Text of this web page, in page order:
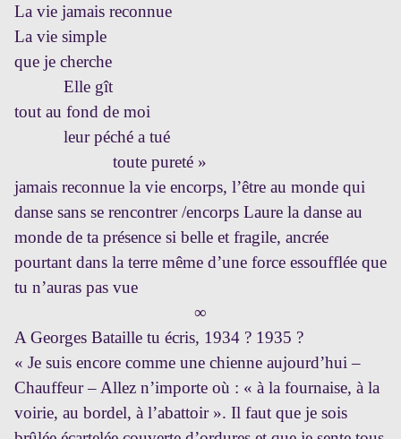
La vie jamais reconnue
La vie simple
que je cherche
Elle gît
tout au fond de moi
leur péché a tué
toute pureté »
jamais reconnue la vie encorps, l’être au monde qui
danse sans se rencontrer /encorps Laure la danse au
monde de ta présence si belle et fragile, ancrée
pourtant dans la terre même d’une force essoufflée que
tu n’auras pas vue
∞
A Georges Bataille tu écris, 1934 ? 1935 ?
« Je suis encore comme une chienne aujourd’hui –
Chauffeur – Allez n’importe où : « à la fournaise, à la
voirie, au bordel, à l’abattoir ». Il faut que je sois